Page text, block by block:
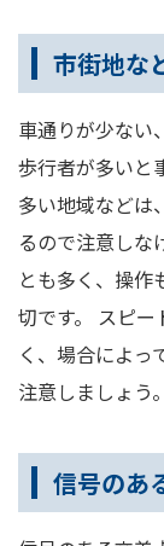
市街地な
車通りが少ない
歩行者が多いと
多い地域などは
るので注意しな
とも多く、操作
切です。 スピ
く、場合によっ
注意しましょう。
信号のあ